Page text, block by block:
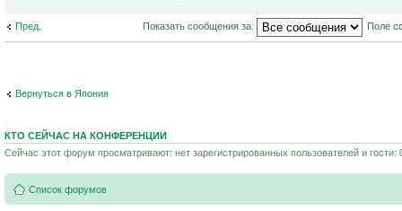
Пред. Показать сообщения за: Поле
Вернуться в Япония
КТО СЕЙЧАС НА КОНФЕРЕНЦИИ
Сейчас этот форум просматривают: нет зарегистрированных пользователей и гости:
Список форумов